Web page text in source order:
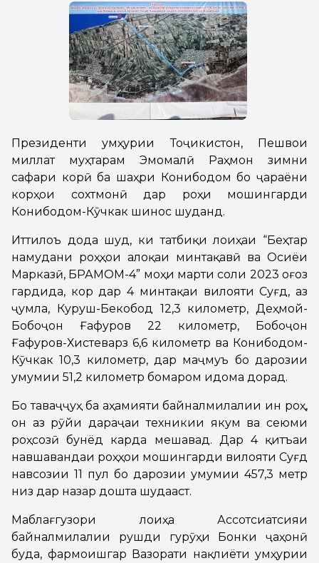
Президенти Ҷумҳурии Тоҷикистон, Пешвои
миллат муҳтарам Эмомалӣ Раҳмон зимни
сафари корӣ ба шаҳри Конибодом бо ҷараёни
корҳои сохтмонӣ дар роҳи мошингарди
Конибодом-Кӯчкак шинос шуданд.
Иттилоъ дода шуд, ки татбиқи лоиҳаи “Беҳтар
намудани роҳҳои алоқаи минтақавӣ ва Осиёи
Марказӣ, БРАМОМ-4” моҳи марти соли 2023 оғоз
гардида, кор дар 4 минтақаи вилояти Суғд, аз
ҷумла, Куруш-Бекобод 12,3 километр, Деҳмой-
Бобоҷон Ғафуров 22 километр, Бобоҷон
Ғафуров-Хистеварз 6,6 километр ва Конибодом-
Кӯчкак 10,3 километр, дар маҷмуъ бо дарозии
умумии 51,2 километр бомаром идома дорад.
Бо таваҷҷуҳ ба аҳамияти байналмилалии ин роҳ,
он аз рӯйи дараҷаи техникии якум ва сеюми
роҳсозӣ бунёд карда мешавад. Дар 4 қитъаи
навшавандаи роҳҳои мошингарди вилояти Суғд
навсозии 11 пул бо дарозии умумии 457,3 метр
низ дар назар дошта шудааст.
Маблағгузори лоиҳа Ассотсиатсияи
байналмилалии рушди гурӯҳи Бонки ҷаҳонӣ
буда, фармоишгар Вазорати нақлиёти Ҷумҳурии